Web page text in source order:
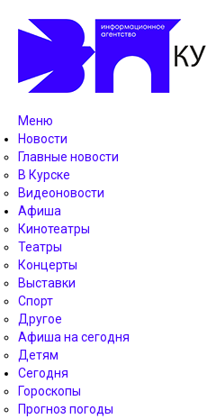
Меню
Новости
Главные новости
В Курске
Видеоновости
Афиша
Кинотеатры
Театры
Концерты
Выставки
Спорт
Другое
Афиша на сегодня
Детям
Сегодня
Гороскопы
Прогноз погоды